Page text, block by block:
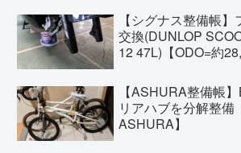
【シグナス整備帳
交換(DUNLOP
12 47L)【ODO=約
【ASHURA整備帳
リアハブを分解整
ASHURA】